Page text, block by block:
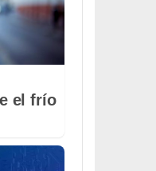
el frío